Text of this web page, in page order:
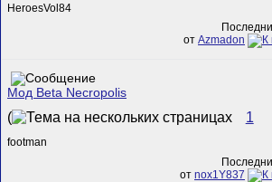
HeroesVol84
от Azmadon
Мод Beta Necropolis
( 1
footman
от nox1Y837